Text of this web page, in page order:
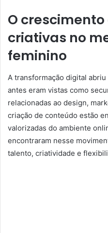
O
criativas no
feminino
A transformação digital
antes eram vistas como
relacionadas ao design,
criação de conteúdo estão
valorizadas do ambiente
encontraram nesse
talento, criatividade e